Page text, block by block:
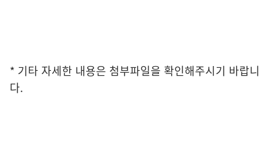
* 기타 자세한 내용은 첨부파일을 확인해주시기 바랍니
다.